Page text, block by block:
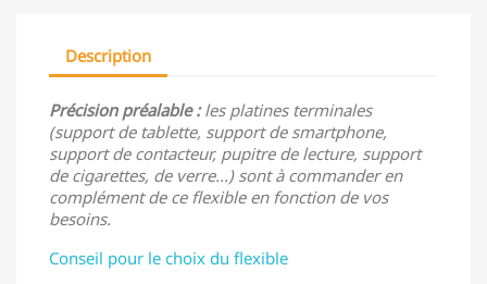
Description
Précision préalable :les platines terminales
(support de tablette, support de smartphone,
support de contacteur, pupitre de lecture, support
de cigarettes, de verre...) sont à commander en
complément de ce flexible en fonction de vos
besoins.
Conseil pour le choix du flexible